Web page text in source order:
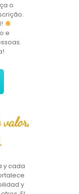
o
e
y cada
y